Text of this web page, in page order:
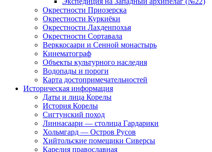
Окрестности Приозерска
Окрестности Куркиёки
Окрестности Лахденпохья
Окрестности Сортавала
Верккосаари и Сенной монастырь
Кинематограф
Объекты культурного наследия
Водопады и пороги
Карта достопримечательностей
Историческая информация
Даты и лица Корелы
История Корелы
Сигтунский поход
Линнасаари — столица Гардарики
Хольмгард — Остров Русов
Хийтольские помещики Сиверсы
Карелия православная